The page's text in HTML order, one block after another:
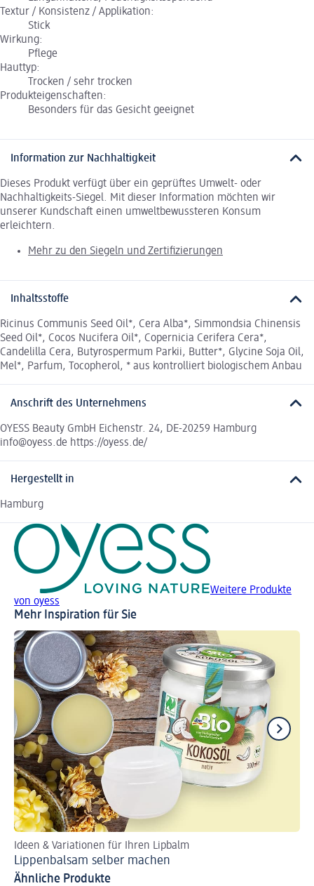
Textur / Konsistenz / Applikation:
Stick
Wirkung:
Pflege
Hauttyp:
Trocken / sehr trocken
Produkteigenschaften:
Besonders für das Gesicht geeignet
Information zur Nachhaltigkeit
Dieses Produkt verfügt über ein geprüftes Umwelt- oder
Nachhaltigkeits-Siegel. Mit dieser Information möchten wir
unserer Kundschaft einen umweltbewussteren Konsum
erleichtern.
Mehr zu den Siegeln und Zertifizierungen
Inhaltsstoffe
Ricinus Communis Seed Oil*, Cera Alba*, Simmondsia Chinensis
Seed Oil*, Cocos Nucifera Oil*, Copernicia Cerifera Cera*,
Candelilla Cera, Butyrospermum Parkii, Butter*, Glycine Soja Oil,
Mel*, Parfum, Tocopherol, * aus kontrolliert biologischem Anbau
Anschrift des Unternehmens
OYESS Beauty GmbH Eichenstr. 24, DE-20259 Hamburg
info@oyess.de https://oyess.de/
Hergestellt in
Hamburg
Weitere Produkte
von oyess
Mehr Inspiration für Sie
Ideen & Variationen für Ihren Lipbalm
Lippenbalsam selber machen
Ähnliche Produkte